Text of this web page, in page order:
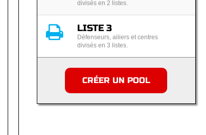
divisés en 2 listes.
LISTE 3
Défenseurs, ailiers et centres
divisés en 3 listes.
CRÉER UN POOL